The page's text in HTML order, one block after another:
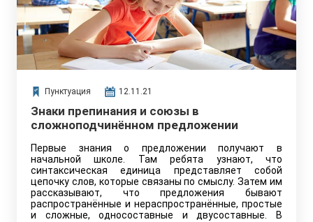
Пунктуация 12.11.21
Знаки препинания и союзы в
сложноподчинённом предложении
Первые знания о предложении получают в
начальной школе. Там ребята узнают, что
синтаксическая единица представляет собой
цепочку слов, которые связаны по смыслу. Затем им
рассказывают, что предложения бывают
распространённые и нераспространённые, простые
и сложные, односоставные и двусоставные. В